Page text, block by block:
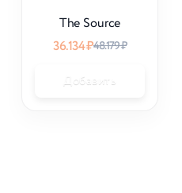
The Source
48.179₽
36.134₽
Добавить